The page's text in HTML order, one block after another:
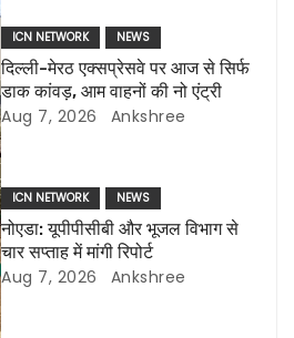
ICN NETWORK NEWS
दिल्ली-मेरठ एक्सप्रेसवे पर आज से सिर्फ
डाक कांवड़, आम वाहनों की नो एंट्री
Aug 7, 2026 Ankshree
ICN NETWORK NEWS
नोएडा: यूपीपीसीबी और भूजल विभाग से
चार सप्ताह में मांगी रिपोर्ट
Aug 7, 2026 Ankshree